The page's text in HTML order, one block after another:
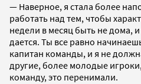
— Наверное, я стала более
работать над тем, чтобы
недели в месяц быть не дома,
дается. Ты все равно
капитан команды, и я не
другие, более молодые
команду, это перенимали.